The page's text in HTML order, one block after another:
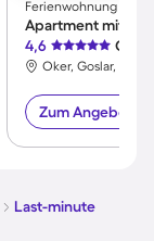
Ferienwohnung ∙ 2
Apartment mit
4,6
Oker, Goslar,
Zum Angebot
Last-minute